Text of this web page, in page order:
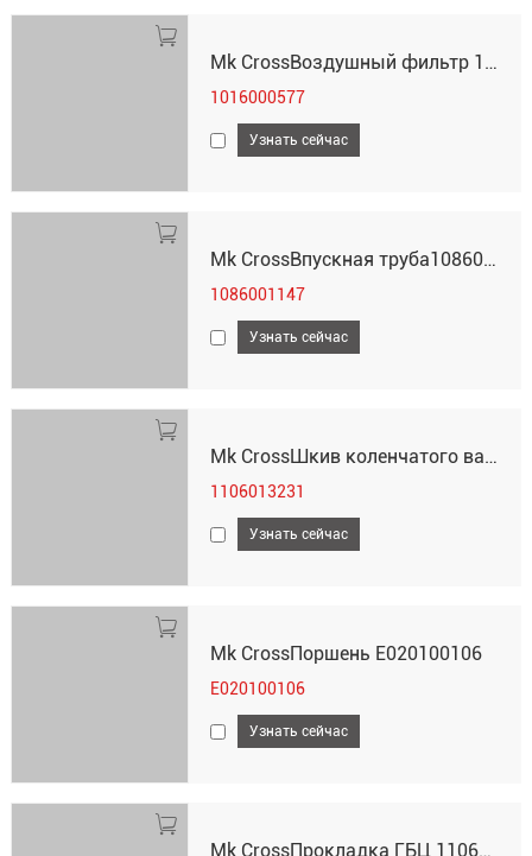
Mk CrossВоздушный фильтр 1016000577
1016000577
Узнать сейчас
Mk CrossВпускная труба1086001147
1086001147
Узнать сейчас
Mk CrossШкив коленчатого вала 1106013231
1106013231
Узнать сейчас
Mk CrossПоршень E020100106
E020100106
Узнать сейчас
Mk CrossПрокладка ГБЦ 1106018061